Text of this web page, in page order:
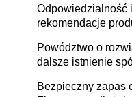
Odpowiedzialność
rekomendacje
Powództwo o
dalsze istnienie
Bezpieczny zapas